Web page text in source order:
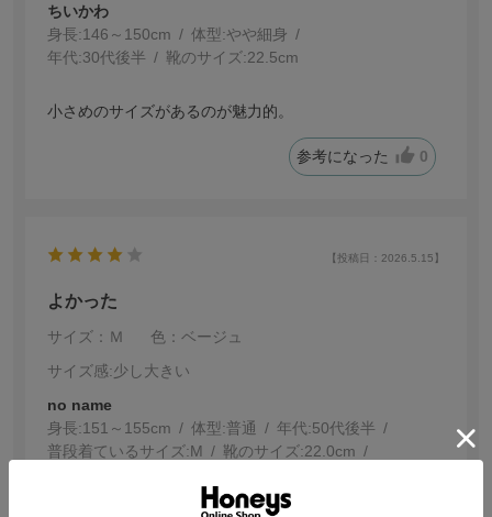
ちいかわ
身長:146～150cm 体型:細身
年代:30代後半 靴のサイズ:22.5cm
小さめのサイズがあるのが魅力的。
参考になった 0
【投稿日：2026.5.15】
よかった
サイズ：Ｍ
色：ベージュ
サイズ感:少し大きい
no name
身長:151～155cm 体型:普通 年代:50代後半
普段着ているサイズ:M 靴のサイズ:22.0cm